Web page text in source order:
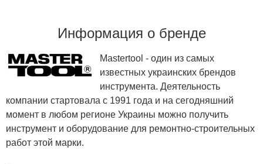
Информация о бренде
Mastertool - один из самых
известных украинских брендов
инструмента. Деятельность
компании стартовала с 1991 года и на сегодняшний
момент в любом регионе Украины можно получить
инструмент и оборудование для ремонтно-строительных
работ этой марки.